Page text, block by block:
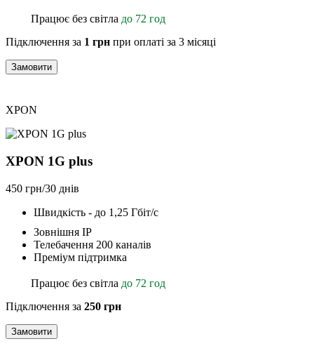
Працює без світла до 72 год
Підключення за 1 грн при оплаті за 3 місяці
Замовити
XPON
XPON 1G plus
450 грн/30 днів
Швидкість - до 1,25 Гбіт/с
Зовнішня ІР
Телебачення 200 каналів
Преміум підтримка
Працює без світла до 72 год
Підключення за 250 грн
Замовити